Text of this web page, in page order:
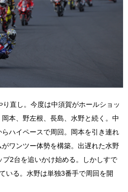
直し。今度は中須賀がホールショッ
本、野左根、長島、水野と続く。中
ハイペースで周回。岡本を引き連れ
ワンツー体勢を構築。出遅れた水野
2台を追いかけ始める。しかしすで
いる。水野は単独3番手で周回を開